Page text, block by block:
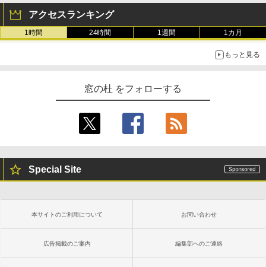
アクセスランキング
1時間 24時間 1週間 1カ月
もっと見る
窓の杜 をフォローする
Special Site
本サイトのご利用について お問い合わせ
広告掲載のご案内 編集部へのご連絡